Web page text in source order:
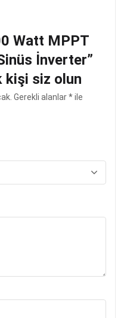
Watt MPPT
İnverter”
kişi siz olun
Gerekli alanlar*ile